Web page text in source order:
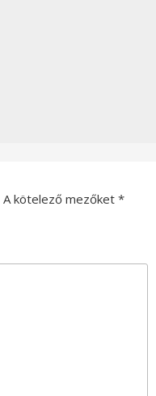
A kötelező mezőket *